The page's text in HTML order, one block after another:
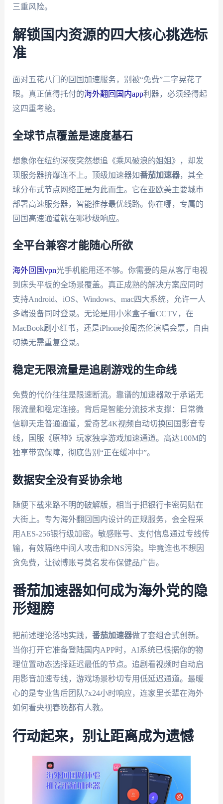
三重风险。
解锁国内资源的四大核心挑选标
准
面对五花八门的回国加速服务，别被“免费”二字晃花了
眼。真正值得托付的海外翻回国内app利器，必须经得起
这四重考验。
全球节点覆盖是速度基石
想象你在纽约深夜突然想追《乘风破浪的姐姐》，却发
现服务器挤爆连不上。顶级加速器如番茄加速器，其全
球分布式节点网络正是为此而生。它在亚欧美主要城市
部署高速服务器，智能推荐最优线路。你在哪，专属的
回国高速通道就在哪秒级响应。
全平台兼容才能随心所欲
海外回国vpn光手机能用还不够。你需要的是从客厅电视
到床头平板的全场景覆盖。真正成熟的解决方案应同时
支持Android、iOS、Windows、mac四大系统，允许一人
多端设备同时登录。无论是用小米盒子看CCTV，在
MacBook刷小红书，还是iPhone抢周杰伦演唱会票，自由
切换无需重复登录。
稳定无限流量是追剧游戏的生命线
免费的代价往往是限速断流。靠谱的加速器敢于承诺无
限流量和稳定连接。背后是智能分流技术支撑：日常微
信聊天走普通通道，爱奇艺4K视频自动切换回国影音专
线，国服《原神》玩家独享游戏加速通道。高达100M的
独享带宽保障，彻底告别“正在缓冲中”。
数据安全没有妥协余地
随便下载来路不明的破解版，相当于把银行卡密码贴在
大街上。专为海外翻回国内设计的正规服务，会全程采
用AES-256银行级加密。敏感账号、支付信息通过专线传
输，有效隔绝中间人攻击和DNS污染。毕竟谁也不想因
贪免费，让微博账号莫名发布保健品广告。
番茄加速器如何成为海外党的隐
形翅膀
把前述理论落地实践， 番茄加速器做了套组合式创新。
当你打开它准备登陆国内APP时，AI系统已根据你的物
理位置动态选择延迟最低的节点。追剧看视频时自动启
用影音加速专线，游戏场景秒切专用低延迟通道。最暖
心的是专业售后团队7x24小时响应，连家里长辈在海外
如何看央视春晚都有人教。
行动起来，别让距离成为遗憾